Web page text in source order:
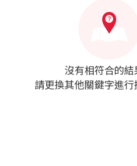
沒有相符合的結
請更換其他關鍵字進